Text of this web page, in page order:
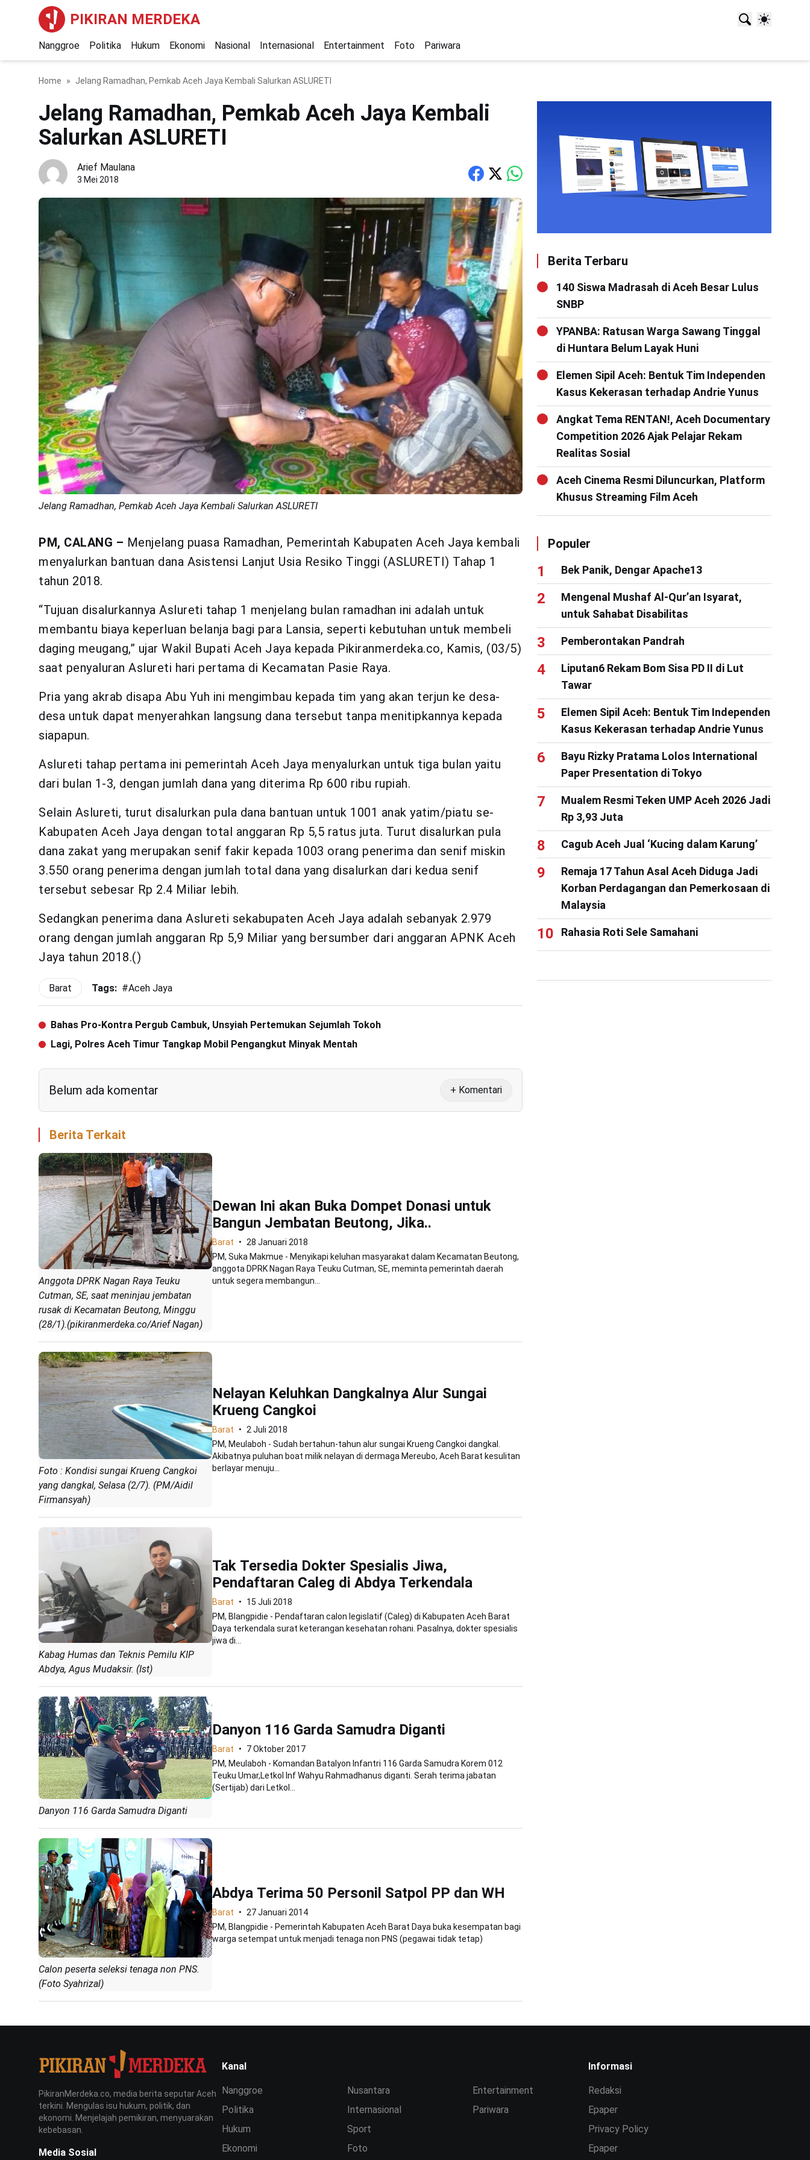
PIKIRAN MERDEKA
Nanggroe Politika Hukum Ekonomi Nasional Internasional Entertainment Foto Pariwara
Home Jelang Ramadhan, Pemkab Aceh Jaya Kembali Salurkan ASLURETI
Jelang Ramadhan, Pemkab Aceh Jaya Kembali
Salurkan ASLURETI
Arief Maulana
3 Mei 2018
Jelang Ramadhan, Pemkab Aceh Jaya Kembali Salurkan ASLURETI
PM, CALANG – Menjelang puasa Ramadhan, Pemerintah Kabupaten Aceh Jaya kembali
menyalurkan bantuan dana Asistensi Lanjut Usia Resiko Tinggi (ASLURETI) Tahap 1
tahun 2018.
“Tujuan disalurkannya Aslureti tahap 1 menjelang bulan ramadhan ini adalah untuk
membantu biaya keperluan belanja bagi para Lansia, seperti kebutuhan untuk membeli
daging meugang,” ujar Wakil Bupati Aceh Jaya kepada Pikiranmerdeka.co, Kamis, (03/5)
saat penyaluran Aslureti hari pertama di Kecamatan Pasie Raya.
Pria yang akrab disapa Abu Yuh ini mengimbau kepada tim yang akan terjun ke desa-
desa untuk dapat menyerahkan langsung dana tersebut tanpa menitipkannya kepada
siapapun.
Aslureti tahap pertama ini pemerintah Aceh Jaya menyalurkan untuk tiga bulan yaitu
dari bulan 1-3, dengan jumlah dana yang diterima Rp 600 ribu rupiah.
Selain Aslureti, turut disalurkan pula dana bantuan untuk 1001 anak yatim/piatu se-
Kabupaten Aceh Jaya dengan total anggaran Rp 5,5 ratus juta. Turut disalurkan pula
dana zakat yang merupakan senif fakir kepada 1003 orang penerima dan senif miskin
3.550 orang penerima dengan jumlah total dana yang disalurkan dari kedua senif
tersebut sebesar Rp 2.4 Miliar lebih.
Sedangkan penerima dana Aslureti sekabupaten Aceh Jaya adalah sebanyak 2.979
orang dengan jumlah anggaran Rp 5,9 Miliar yang bersumber dari anggaran APNK Aceh
Jaya tahun 2018.()
Barat Tags: #Aceh Jaya
Bahas Pro-Kontra Pergub Cambuk, Unsyiah Pertemukan Sejumlah Tokoh
Lagi, Polres Aceh Timur Tangkap Mobil Pengangkut Minyak Mentah
Belum ada komentar + Komentari
Berita Terkait
Anggota DPRK Nagan Raya Teuku
Cutman, SE, saat meninjau jembatan
rusak di Kecamatan Beutong, Minggu
(28/1).(pikiranmerdeka.co/Arief Nagan)
Dewan Ini akan Buka Dompet Donasi untuk
Bangun Jembatan Beutong, Jika..
Barat
28 Januari 2018
PM, Suka Makmue - Menyikapi keluhan masyarakat dalam Kecamatan Beutong,
anggota DPRK Nagan Raya Teuku Cutman, SE, meminta pemerintah daerah
untuk segera membangun...
Foto : Kondisi sungai Krueng Cangkoi
yang dangkal, Selasa (2/7). (PM/Aidil
Firmansyah)
Nelayan Keluhkan Dangkalnya Alur Sungai
Krueng Cangkoi
Barat
2 Juli 2018
PM, Meulaboh - Sudah bertahun-tahun alur sungai Krueng Cangkoi dangkal.
Akibatnya puluhan boat milik nelayan di dermaga Mereubo, Aceh Barat kesulitan
berlayar menuju...
Kabag Humas dan Teknis Pemilu KIP
Abdya, Agus Mudaksir. (Ist)
Tak Tersedia Dokter Spesialis Jiwa,
Pendaftaran Caleg di Abdya Terkendala
Barat
15 Juli 2018
PM, Blangpidie - Pendaftaran calon legislatif (Caleg) di Kabupaten Aceh Barat
Daya terkendala surat keterangan kesehatan rohani. Pasalnya, dokter spesialis
jiwa di...
Danyon 116 Garda Samudra Diganti
Danyon 116 Garda Samudra Diganti
Barat
7 Oktober 2017
PM, Meulaboh - Komandan Batalyon Infantri 116 Garda Samudra Korem 012
Teuku Umar,Letkol Inf Wahyu Rahmadhanus diganti. Serah terima jabatan
(Sertijab) dari Letkol...
Calon peserta seleksi tenaga non PNS.
(Foto Syahrizal)
Abdya Terima 50 Personil Satpol PP dan WH
Barat
27 Januari 2014
PM, Blangpidie - Pemerintah Kabupaten Aceh Barat Daya buka kesempatan bagi
warga setempat untuk menjadi tenaga non PNS (pegawai tidak tetap)
Berita Terbaru
140 Siswa Madrasah di Aceh Besar Lulus
SNBP
YPANBA: Ratusan Warga Sawang Tinggal
di Huntara Belum Layak Huni
Elemen Sipil Aceh: Bentuk Tim Independen
Kasus Kekerasan terhadap Andrie Yunus
Angkat Tema RENTAN!, Aceh Documentary
Competition 2026 Ajak Pelajar Rekam
Realitas Sosial
Aceh Cinema Resmi Diluncurkan, Platform
Khusus Streaming Film Aceh
Populer
Bek Panik, Dengar Apache13
Mengenal Mushaf Al-Qur’an Isyarat,
untuk Sahabat Disabilitas
Pemberontakan Pandrah
Liputan6 Rekam Bom Sisa PD II di Lut
Tawar
Elemen Sipil Aceh: Bentuk Tim Independen
Kasus Kekerasan terhadap Andrie Yunus
Bayu Rizky Pratama Lolos International
Paper Presentation di Tokyo
Mualem Resmi Teken UMP Aceh 2026 Jadi
Rp 3,93 Juta
Cagub Aceh Jual ‘Kucing dalam Karung’
Remaja 17 Tahun Asal Aceh Diduga Jadi
Korban Perdagangan dan Pemerkosaan di
Malaysia
Rahasia Roti Sele Samahani
PikiranMerdeka.co, media berita seputar Aceh
terkini. Mengulas isu hukum, politik, dan
ekonomi. Menjelajah pemikiran, menyuarakan
kebebasan.
Media Sosial
Kanal
Nanggroe
Politika
Hukum
Ekonomi
Nusantara
Internasional
Sport
Foto
Entertainment
Pariwara
Informasi
Redaksi
Epaper
Privacy Policy
Epaper